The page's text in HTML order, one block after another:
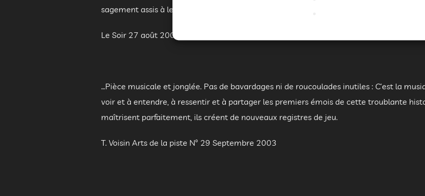
sagement assis à les regarder voltiger, jongler, jouer de l’accordéon des heures durant.
Le Soir 27 août 2001
…Pièce musicale et jonglée. Pas de bavardages ni de roucoulades inutiles : C’est la
voir et à entendre, à ressentir et à partager les premiers émois de cette troublante
maîtrisent parfaitement, ils créent de nouveaux registres de jeu.
T. Voisin Arts de la piste N° 29 Septembre 2003